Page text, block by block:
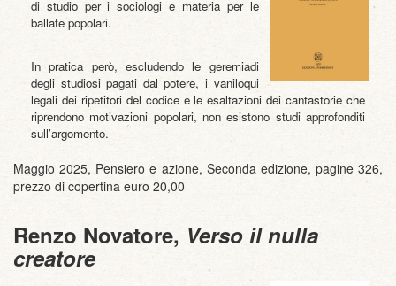
di studio per i sociologi e materia per le
ballate popolari.
In pratica però, escludendo le geremiadi
degli studiosi pagati dal potere, i vaniloqui
legali dei ripetitori del codice e le esaltazioni dei cantastorie che
riprendono motivazioni popolari, non esistono studi approfonditi
sull’argomento.
Maggio 2025, Pensiero e azione, Seconda edizione, pagine 326,
prezzo di copertina euro 20,00
Renzo Novatore, Verso il nulla
creatore